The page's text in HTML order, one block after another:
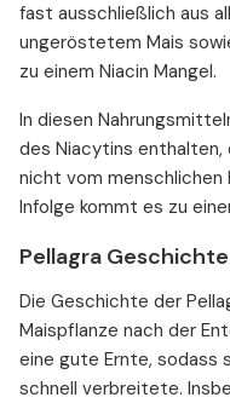
fast ausschließlich aus
ungeröstetem Mais
zu einem Niacin Mangel.
In diesen
des Niacytins enthalten,
nicht vom menschlichen
Infolge kommt es zu
Pellagra Geschichte
Die Geschichte der
Maispflanze nach der
eine gute Ernte, sodass
schnell verbreitete.